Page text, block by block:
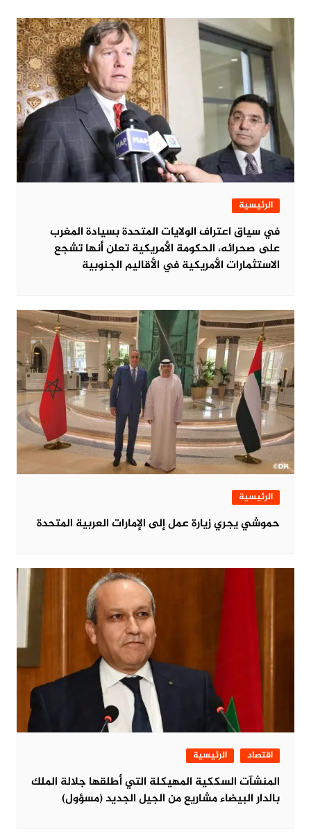
الرئيسية
في سياق اعتراف الولايات المتحدة بسيادة المغرب
على صحرائه، الحكومة الأمريكية تعلن أنها تشجع
الاستثمارات الأمريكية في الأقاليم الجنوبية
الرئيسية
حموشي يجري زيارة عمل إلى الإمارات العربية المتحدة
اقتصاد الرئيسية
المنشآت السككية المهيكلة التي أطلقها جلالة الملك
بالدار البيضاء مشاريع من الجيل الجديد (مسؤول)